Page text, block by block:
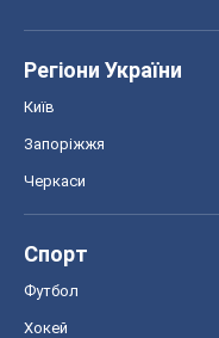
Регіони України
Київ
Запоріжжя
Черкаси
Спорт
Футбол
Хокей